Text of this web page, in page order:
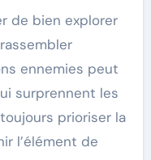
de bien explorer
ennemies peut
surprennent les
prioriser la
l’élément de